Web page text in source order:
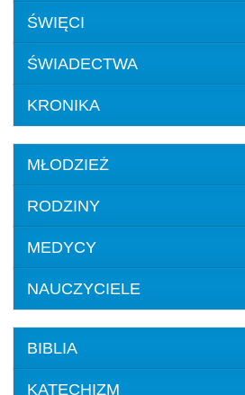
ŚWIĘCI
ŚWIADECTWA
KRONIKA
MŁODZIEŻ
RODZINY
MEDYCY
NAUCZYCIELE
BIBLIA
KATECHIZM